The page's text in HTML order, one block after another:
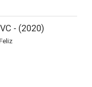
- (2020)